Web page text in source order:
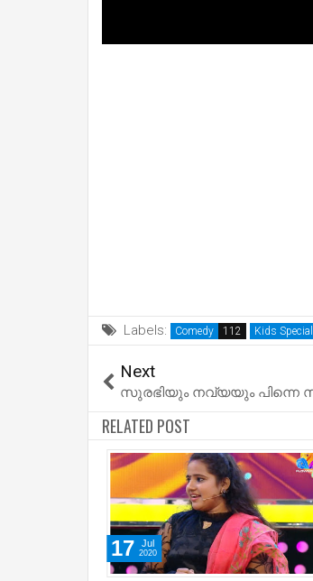
Labels: Comedy Kids Special
Next
സുരഭിയും നവ്യയും പിന്നെ
RELATED POST
17 Jul
2020